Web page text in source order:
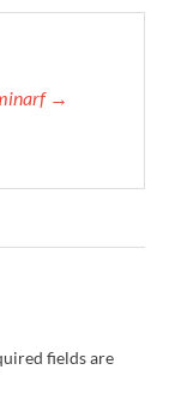
→
fields are